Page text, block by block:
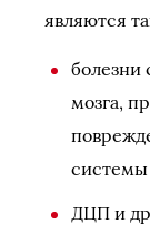
являются
болезни
мозга,
системы
ДЦП и